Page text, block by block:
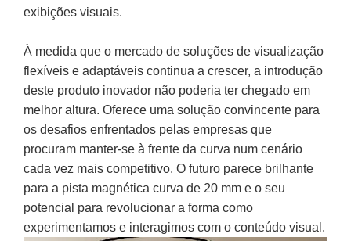
exibições visuais.
À medida que o mercado de soluções de visualização
flexíveis e adaptáveis ​​continua a crescer, a introdução
deste produto inovador não poderia ter chegado em
melhor altura. Oferece uma solução convincente para
os desafios enfrentados pelas empresas que
procuram manter-se à frente da curva num cenário
cada vez mais competitivo. O futuro parece brilhante
para a pista magnética curva de 20 mm e o seu
potencial para revolucionar a forma como
experimentamos e interagimos com o conteúdo visual.